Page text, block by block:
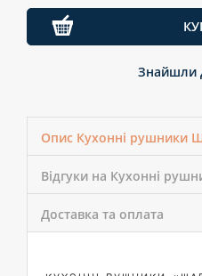
Знайшли
Опис Кухонні рушники
Відгуки на Кухонні
Доставка та оплата